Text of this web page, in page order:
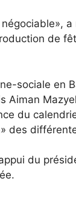
de
sociale en
Aiman
du
des
du